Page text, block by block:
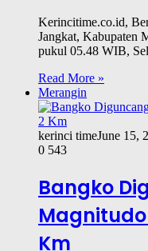
Kerincitime.co.id,
Jangkat, Kabupaten
pukul 05.48 WIB,
Read More »
Merangin
kerinci timeJune 15,
0 543
Bangko
Km